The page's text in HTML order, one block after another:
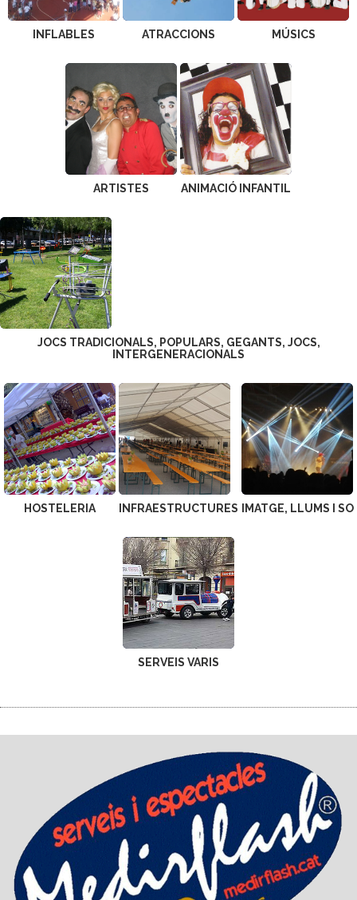
INFLABLES ATRACCIONS MÚSICS
ARTISTES ANIMACIÓ INFANTIL
JOCS TRADICIONALS, POPULARS, GEGANTS, JOCS,
INTERGENERACIONALS
HOSTELERIA INFRAESTRUCTURES IMATGE, LLUMS I SO
SERVEIS VARIS